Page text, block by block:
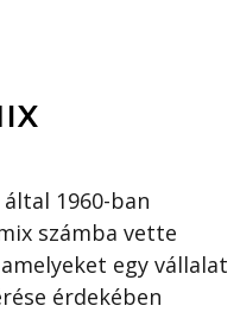
által 1960-ban
számba vette
egy vállalat
érdekében